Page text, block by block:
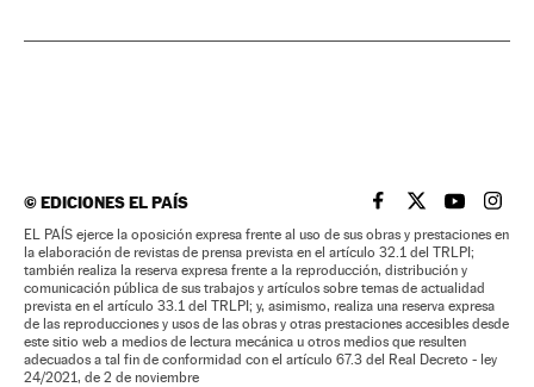
©EDICIONES EL PAÍS EL PAÍS BRASIL EN
EL PAÍSEL PAÍS
EL
EL PAÍS ejerce la oposición expresa frente al uso de sus obras y prestaciones en
la elaboración de revistas de prensa prevista en el artículo 32.1 del TRLPI;
también realiza la reserva expresa frente a la reproducción, distribución y
comunicación pública de sus trabajos y artículos sobre temas de actualidad
prevista en el artículo 33.1 del TRLPI; y, asimismo, realiza una reserva expresa
de las reproducciones y usos de las obras y otras prestaciones accesibles desde
este sitio web a medios de lectura mecánica u otros medios que resulten
adecuados a tal fin de conformidad con el artículo 67.3 del Real Decreto - ley
24/2021, de 2 de noviembre